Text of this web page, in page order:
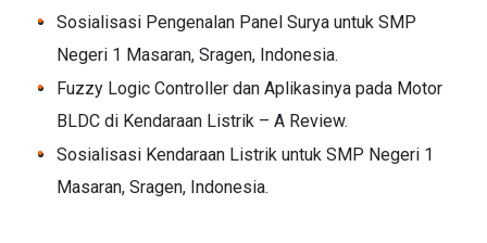
Sosialisasi Pengenalan Panel Surya untuk SMP
Negeri 1 Masaran, Sragen, Indonesia.
Fuzzy Logic Controller dan Aplikasinya pada Motor
BLDC di Kendaraan Listrik – A Review.
Sosialisasi Kendaraan Listrik untuk SMP Negeri 1
Masaran, Sragen, Indonesia.